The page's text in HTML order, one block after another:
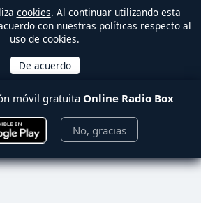
cookies. Al continuar utilizando esta
con nuestras políticas respecto al
uso de cookies.
móvil gratuita Online Radio Box
No, gracias